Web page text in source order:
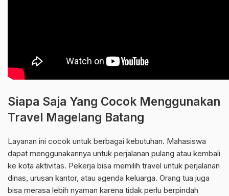
Siapa Saja Yang Cocok Menggunakan
Travel Magelang Batang
Layanan ini cocok untuk berbagai kebutuhan. Mahasiswa
dapat menggunakannya untuk perjalanan pulang atau kembali
ke kota aktivitas. Pekerja bisa memilih travel untuk perjalanan
dinas, urusan kantor, atau agenda keluarga. Orang tua juga
bisa merasa lebih nyaman karena tidak perlu berpindah